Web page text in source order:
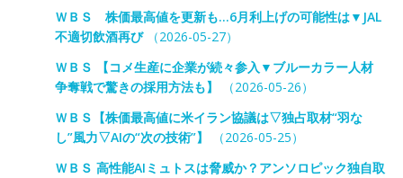
ＷＢＳ 株価最高値を更新も…6月利上げの可能性は▼JAL
不適切飲酒再び（2026-05-27）
ＷＢＳ 【コメ生産に企業が続々参入▼ブルーカラー人材
争奪戦で驚きの採用方法も】
（2026-05-26）
ＷＢＳ【株価最高値に米イラン協議は▽独占取材“羽な
し”風力▽AIの“次の技術”】
（2026-05-25）
ＷＢＳ 高性能AIミュトスは脅威か？アンソロピック独自取